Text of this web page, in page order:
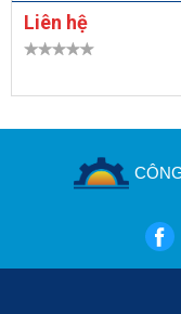
Liên hệ